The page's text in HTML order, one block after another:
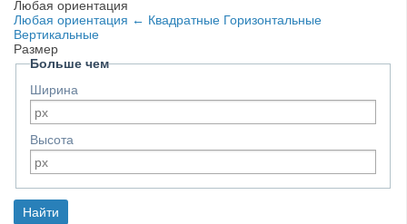
Любая ориентация
Любая ориентация ← Квадратные Горизонтальные
Вертикальные
Размер
Больше чем
Ширина
Высота